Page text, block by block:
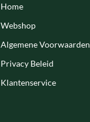
Home
Webshop
Algemene Voorwaarden
Privacy Beleid
Klantenservice